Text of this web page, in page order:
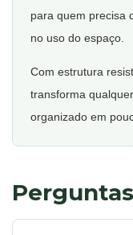
para quem precisa
no uso do espaço.
Com estrutura
transforma
organizado em